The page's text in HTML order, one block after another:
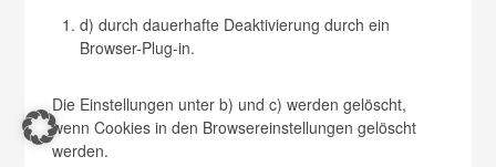
d) durch dauerhafte Deaktivierung durch ein
Browser-Plug-in.
Die Einstellungen unter b) und c) werden gelöscht,
wenn Cookies in den Browsereinstellungen gelöscht
werden.